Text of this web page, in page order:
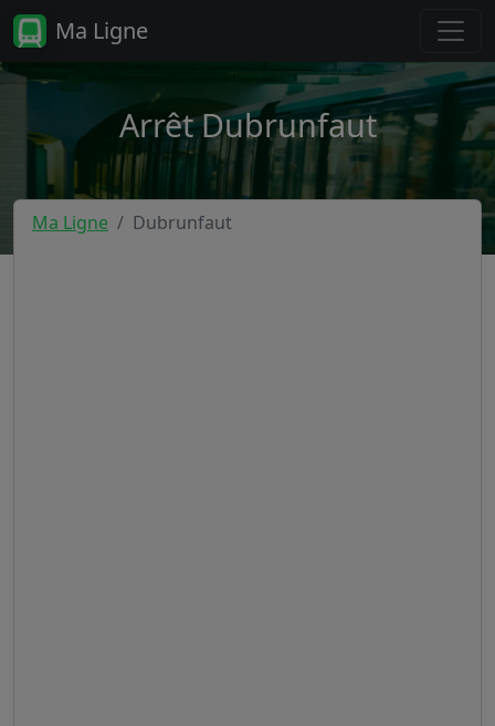
Ma Ligne
Arrêt Dubrunfaut
Ma Ligne Dubrunfaut